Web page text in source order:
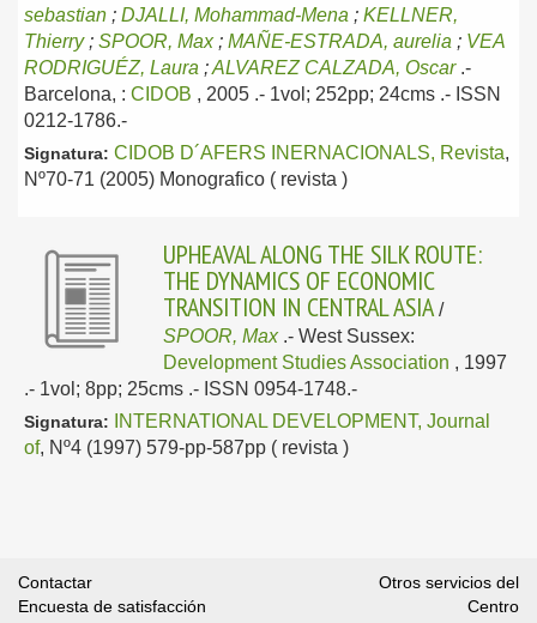
sebastian ; DJALLI, Mohammad-Mena ; KELLNER,
Thierry; SPOOR, Max; MAÑE-ESTRADA, aurelia ; VEA
RODRIGUÉZ, Laura ;ALVAREZ CALZADA, Oscar .-
Barcelona, : CIDOB , 2005 .- 1vol; 252pp; 24cms .- ISSN
0212-1786.-
Signatura: CIDOB D´AFERS INERNACIONALS, Revista,
Nº70-71 (2005) Monografico ( revista )
UPHEAVAL ALONG THE SILK ROUTE:
THE DYNAMICS OF ECONOMIC
TRANSITION IN CENTRAL ASIA /
SPOOR, Max .- West Sussex:
Development Studies Association , 1997
.- 1vol; 8pp; 25cms .- ISSN 0954-1748.-
Signatura:
INTERNATIONAL DEVELOPMENT, Journal
of, Nº4 (1997) 579-pp-587pp ( revista )
Contactar
Encuesta de satisfacción
Otros servicios del
Centro